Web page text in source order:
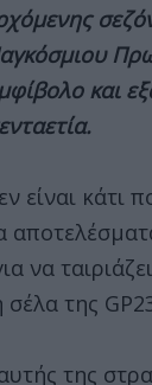
και
είναι κάτι
να
της
της